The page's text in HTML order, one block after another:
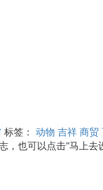
标签： 动物 吉祥 商贸
也可以点击“马上去